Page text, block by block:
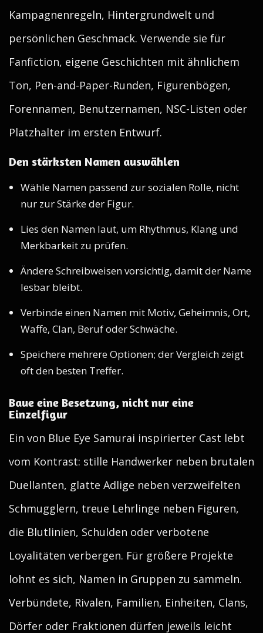
Kampagnenregeln, Hintergrundwelt und
persönlichen Geschmack. Verwende sie für
Fanfiction, eigene Geschichten mit ähnlichem
Ton, Pen-and-Paper-Runden, Figurenbögen,
Forennamen, Benutzernamen, NSC-Listen oder
Platzhalter im ersten Entwurf.
Den stärksten Namen auswählen
Wähle Namen passend zur sozialen Rolle, nicht
nur zur Stärke der Figur.
Lies den Namen laut, um Rhythmus, Klang und
Merkbarkeit zu prüfen.
Ändere Schreibweisen vorsichtig, damit der Name
lesbar bleibt.
Verbinde einen Namen mit Motiv, Geheimnis, Ort,
Waffe, Clan, Beruf oder Schwäche.
Speichere mehrere Optionen; der Vergleich zeigt
oft den besten Treffer.
Baue eine Besetzung, nicht nur eine
Einzelfigur
Ein von Blue Eye Samurai inspirierter Cast lebt
vom Kontrast: stille Handwerker neben brutalen
Duellanten, glatte Adlige neben verzweifelten
Schmugglern, treue Lehrlinge neben Figuren,
die Blutlinien, Schulden oder verbotene
Loyalitäten verbergen. Für größere Projekte
lohnt es sich, Namen in Gruppen zu sammeln.
Verbündete, Rivalen, Familien, Einheiten, Clans,
Dörfer oder Fraktionen dürfen jeweils leicht